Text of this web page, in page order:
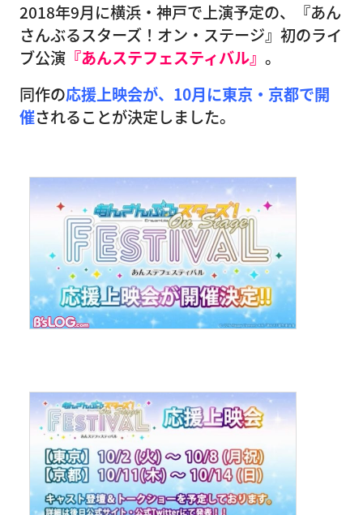
2018年9月に横浜・神戸で上演予定の、『あん
さんぶるスターズ！オン・ステージ』初のライ
ブ公演 『あんステフェスティバル』 。
同作の応援上映会が、10月に東京・京都で開
催されることが決定しました。